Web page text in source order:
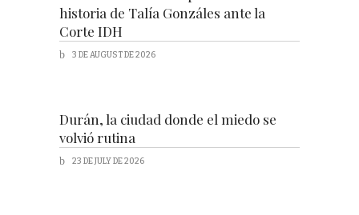
historia de Talía Gonzáles ante la
Corte IDH
3 DE AUGUST DE 2026
Durán, la ciudad donde el miedo se
volvió rutina
23 DE JULY DE 2026